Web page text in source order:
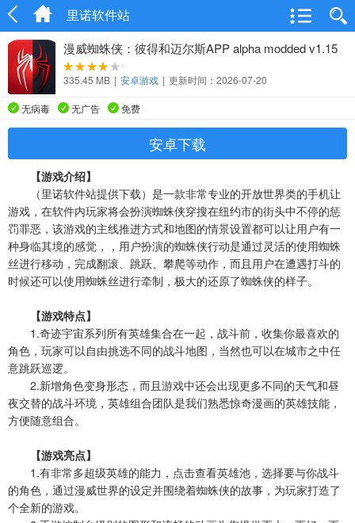
里诺软件站
漫威蜘蛛侠：彼得和迈尔斯APP alpha modded v1.15
335.45 MB | 安卓游戏 | 更新时间：2026-07-20
无病毒 无广告 免费
安卓下载
【游戏介绍】
（里诺软件站提供下载）是一款非常专业的开放世界类的手机让
游戏，在软件内玩家将会扮演蜘蛛侠穿搜在纽约市的街头中不停的惩
罚罪恶，该游戏的主线推进方式和地图的情景设置都可以让用户有一
种身临其境的感觉，，用户扮演的蜘蛛侠行动是通过灵活的使用蜘蛛
丝进行移动，完成翻滚、跳跃、攀爬等动作，而且用户在遭遇打斗的
时候还可以使用蜘蛛丝进行牵制，极大的还原了蜘蛛侠的样子。
【游戏特点】
1.奇迹宇宙系列所有英雄集合在一起，战斗前，收集你最喜欢的
角色，玩家可以自由挑选不同的战斗地图，当然也可以在城市之中任
意跳跃巡逻。
2.新增角色变身形态，而且游戏中还会出现更多不同的天气和昼
夜交替的战斗环境，英雄组合团队是我们熟悉惊奇漫画的英雄技能，
方便随意组合。
【游戏亮点】
1.有非常多超级英雄的能力，点击查看英雄池，选择要与你战斗
的角色，通过漫威世界的设定并围绕着蜘蛛侠的故事，为玩家打造了
个全新的游戏。